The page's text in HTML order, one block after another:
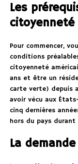
Les
citoyenneté
Pour commencer,
conditions
citoyenneté
ans et être un
carte verte) depuis
avoir vécu aux
cinq dernières
hors du pays
La